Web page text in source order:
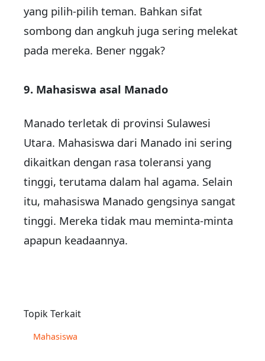
yang pilih-pilih teman. Bahkan sifat
sombong dan angkuh juga sering melekat
pada mereka. Bener nggak?
9. Mahasiswa asal Manado
Manado terletak di provinsi Sulawesi
Utara. Mahasiswa dari Manado ini sering
dikaitkan dengan rasa toleransi yang
tinggi, terutama dalam hal agama. Selain
itu, mahasiswa Manado gengsinya sangat
tinggi. Mereka tidak mau meminta-minta
apapun keadaannya.
Topik Terkait
Mahasiswa